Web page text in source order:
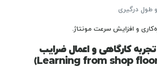
طول درگیری
و افزایش سرعت مونتاژ.
تجربه کارگاهی و اعمال ضرایب